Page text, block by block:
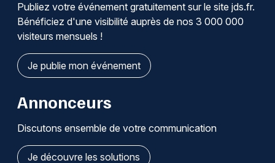
Publiez votre événement gratuitement sur le site jds.fr.
Bénéficiez d'une visibilité auprès de nos 3 000 000
visiteurs mensuels !
Je publie mon événement
Annonceurs
Discutons ensemble de votre communication
Je découvre les solutions